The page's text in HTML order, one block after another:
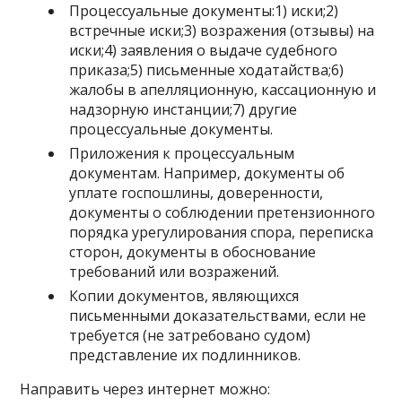
Процессуальные документы:1) иски;2)
встречные иски;3) возражения (отзывы) на
иски;4) заявления о выдаче судебного
приказа;5) письменные ходатайства;6)
жалобы в апелляционную, кассационную и
надзорную инстанции;7) другие
процессуальные документы.
Приложения к процессуальным
документам. Например, документы об
уплате госпошлины, доверенности,
документы о соблюдении претензионного
порядка урегулирования спора, переписка
сторон, документы в обоснование
требований или возражений.
Копии документов, являющихся
письменными доказательствами, если не
требуется (не затребовано судом)
представление их подлинников.
Направить через интернет можно: